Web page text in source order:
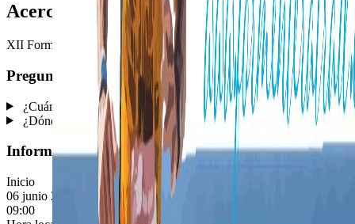
Acerca del Evento
XII Formentera Trail 21.1 - 2026
Preguntas frecuentes
¿Cuándo se celebra este evento?
¿Dónde se celebra este evento?
Información Rápida
Inicio
06 junio 2026
09:00